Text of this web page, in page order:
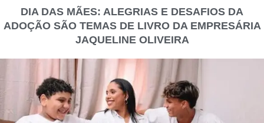
DIA DAS MÃES: ALEGRIAS E DESAFIOS DA
ADOÇÃO SÃO TEMAS DE LIVRO DA EMPRESÁRIA
JAQUELINE OLIVEIRA